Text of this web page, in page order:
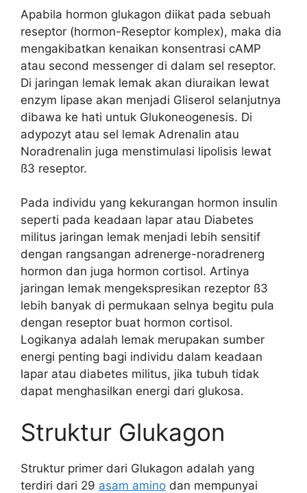
Apabila hormon glukagon diikat pada sebuah
reseptor (hormon-Reseptor komplex), maka dia
mengakibatkan kenaikan konsentrasi cAMP
atau second messenger di dalam sel reseptor.
Di jaringan lemak lemak akan diuraikan lewat
enzym lipase akan menjadi Gliserol selanjutnya
dibawa ke hati untuk Glukoneogenesis. Di
adypozyt atau sel lemak Adrenalin atau
Noradrenalin juga menstimulasi lipolisis lewat
ß3 reseptor.
Pada individu yang kekurangan hormon insulin
seperti pada keadaan lapar atau Diabetes
militus jaringan lemak menjadi lebih sensitif
dengan rangsangan adrenerge-noradrenerg
hormon dan juga hormon cortisol. Artinya
jaringan lemak mengekspresikan rezeptor ß3
lebih banyak di permukaan selnya begitu pula
dengan reseptor buat hormon cortisol.
Logikanya adalah lemak merupakan sumber
energi penting bagi individu dalam keadaan
lapar atau diabetes militus, jika tubuh tidak
dapat menghasilkan energi dari glukosa.
Struktur Glukagon
Struktur primer dari Glukagon adalah yang
terdiri dari 29 asam amino dan mempunyai